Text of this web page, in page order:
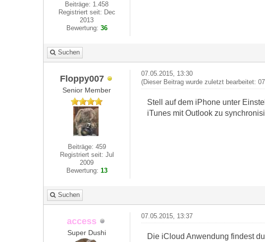
Beiträge: 1.458
Registriert seit: Dec
2013
Bewertung: 36
Suchen
Floppy007
Senior Member
Beiträge: 459
Registriert seit: Jul
2009
Bewertung: 13
07.05.2015, 13:30
(Dieser Beitrag wurde zuletzt bearbeitet:
Stell auf dem iPhone unter
iTunes mit Outlook zu
Suchen
access
Super Dushi
07.05.2015, 13:37
Die iCloud Anwendung findest du